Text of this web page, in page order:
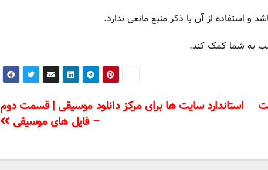
و استفاده از آن با ذکر منبع مانعی ندارد.
به شما کمک کند.
استاندارد سایت ها برای مرکز دانلود موسیقی | قسمت دوم
– فایل های موسیقی